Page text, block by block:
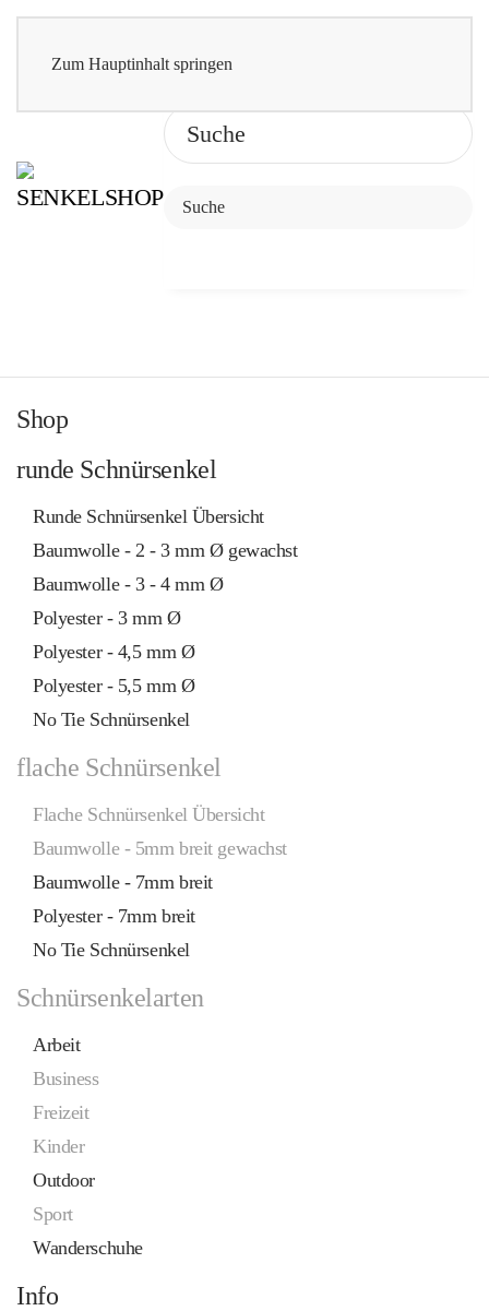
Zum Hauptinhalt springen
Shop
runde Schnürsenkel
Runde Schnürsenkel Übersicht
Baumwolle - 2 - 3 mm Ø gewachst
Baumwolle - 3 - 4 mm Ø
Polyester - 3 mm Ø
Polyester - 4,5 mm Ø
Polyester - 5,5 mm Ø
No Tie Schnürsenkel
flache Schnürsenkel
Flache Schnürsenkel Übersicht
Baumwolle - 5mm breit gewachst
Baumwolle - 7mm breit
Polyester - 7mm breit
No Tie Schnürsenkel
Schnürsenkelarten
Arbeit
Business
Freizeit
Kinder
Outdoor
Sport
Wanderschuhe
Info